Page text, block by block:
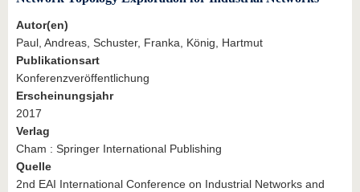
Autor(en)
Paul, Andreas, Schuster, Franka, König, Hartmut
Publikationsart
Konferenzveröffentlichung
Erscheinungsjahr
2017
Verlag
Cham : Springer International Publishing
Quelle
2nd EAI International Conference on Industrial Networks and